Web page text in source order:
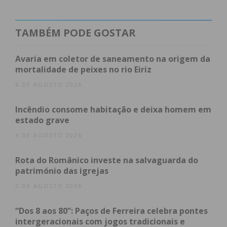
da pandemia,808 recuperaram totalmente, uma
taxa de recuperação de 71%. A taxa de óbito é de
casos ativos.
Nacional
40.415 26.382 1.549 371.024
Castelo de
24
TAMBÉM PODE GOSTAR
Avaria em coletor de saneamento na origem da
mortalidade de peixes no rio Eiriz
6 DE AGOSTO 2026
Incêndio consome habitação e deixa homem em
estado grave
6 DE AGOSTO 2026
Rota do Românico investe na salvaguarda do
património das igrejas
5 DE AGOSTO 2026
“Dos 8 aos 80”: Paços de Ferreira celebra pontes
intergeracionais com jogos tradicionais e